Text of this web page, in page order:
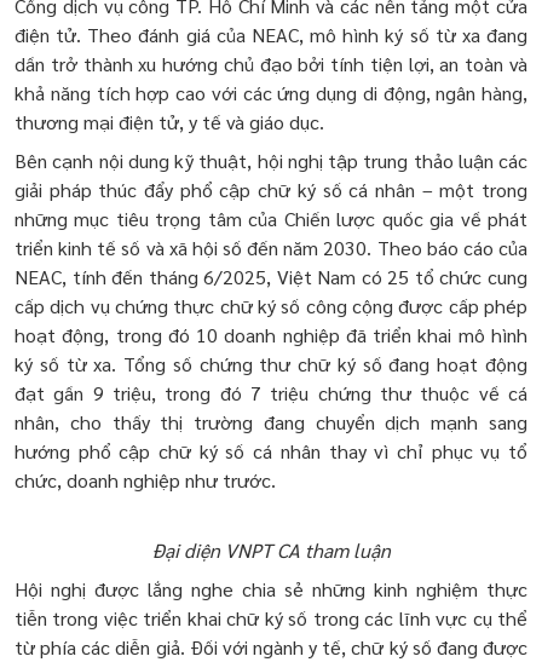
Cổng dịch vụ công TP. Hồ Chí Minh và các nền tảng một cửa
điện tử. Theo đánh giá của NEAC, mô hình ký số từ xa đang
dần trở thành xu hướng chủ đạo bởi tính tiện lợi, an toàn và
khả năng tích hợp cao với các ứng dụng di động, ngân hàng,
thương mại điện tử, y tế và giáo dục.
Bên cạnh nội dung kỹ thuật, hội nghị tập trung thảo luận các
giải pháp thúc đẩy phổ cập chữ ký số cá nhân – một trong
những mục tiêu trọng tâm của Chiến lược quốc gia về phát
triển kinh tế số và xã hội số đến năm 2030. Theo báo cáo của
NEAC, tính đến tháng 6/2025, Việt Nam có 25 tổ chức cung
cấp dịch vụ chứng thực chữ ký số công cộng được cấp phép
hoạt động, trong đó 10 doanh nghiệp đã triển khai mô hình
ký số từ xa. Tổng số chứng thư chữ ký số đang hoạt động
đạt gần 9 triệu, trong đó 7 triệu chứng thư thuộc về cá
nhân, cho thấy thị trường đang chuyển dịch mạnh sang
hướng phổ cập chữ ký số cá nhân thay vì chỉ phục vụ tổ
chức, doanh nghiệp như trước.
Đại diện VNPT CA tham luận
Hội nghị được lắng nghe chia sẻ những kinh nghiệm thực
tiễn trong việc triển khai chữ ký số trong các lĩnh vực cụ thể
từ phía các diễn giả. Đối với ngành y tế, chữ ký số đang được